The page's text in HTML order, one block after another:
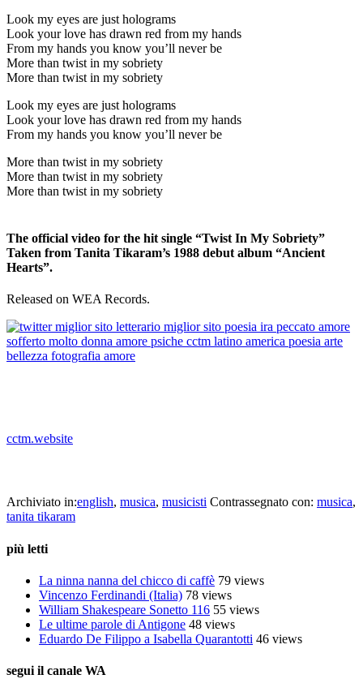
Look my eyes are just holograms
Look your love has drawn red from my hands
From my hands you know you’ll never be
More than twist in my sobriety
More than twist in my sobriety
Look my eyes are just holograms
Look your love has drawn red from my hands
From my hands you know you’ll never be
More than twist in my sobriety
More than twist in my sobriety
More than twist in my sobriety
The official video for the hit single “Twist In My Sobriety”
Taken from Tanita Tikaram’s 1988 debut album “Ancient
Hearts”.
Released on WEA Records.
cctm.website
Archiviato in:english, musica, musicisti Contrassegnato con: musica,
tanita tikaram
più letti
La ninna nanna del chicco di caffè 79 views
Vincenzo Ferdinandi (Italia) 78 views
William Shakespeare Sonetto 116 55 views
Le ultime parole di Antigone 48 views
Eduardo De Filippo a Isabella Quarantotti 46 views
segui il canale WA